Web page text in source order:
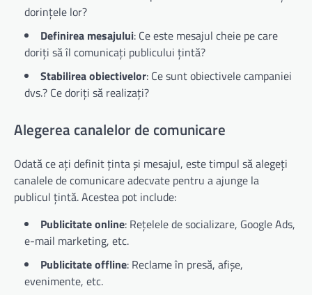
dorințele lor?
Definirea mesajului: Ce este mesajul cheie pe care
doriți să îl comunicați publicului țintă?
Stabilirea obiectivelor: Ce sunt obiectivele campaniei
dvs.? Ce doriți să realizați?
Alegerea canalelor de comunicare
Odată ce ați definit ținta și mesajul, este timpul să alegeți
canalele de comunicare adecvate pentru a ajunge la
publicul țintă. Acestea pot include:
Publicitate online: Rețelele de socializare, Google Ads,
e-mail marketing, etc.
Publicitate offline: Reclame în presă, afișe,
evenimente, etc.